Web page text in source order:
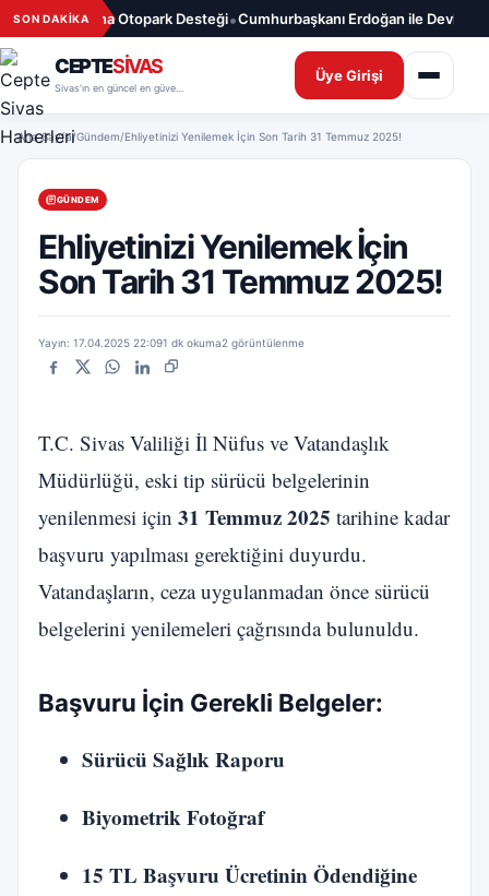
İçeriğe geç
SON DAKİKA
Mensuplarına Otopark Desteği•Cumhurbaşkanı Erdoğan ile Devlet
CEPTESİVAS Üye Girişi
Ana Sayfa/Gündem/Ehliyetinizi Yenilemek İçin Son Tarih 31 Temmuz 2025!
GÜNDEM
Ehliyetinizi Yenilemek İçin
Son Tarih 31 Temmuz 2025!
Yayın: 17.04.2025 22:091 dk okuma2 görüntülenme
Facebook
X WhatsApp
LinkedInBağlantıyı kopyala
T.C. Sivas Valiliği İl Nüfus ve Vatandaşlık
Müdürlüğü, eski tip sürücü belgelerinin
yenilenmesi için 31 Temmuz 2025 tarihine kadar
başvuru yapılması gerektiğini duyurdu.
Vatandaşların, ceza uygulanmadan önce sürücü
belgelerini yenilemeleri çağrısında bulunuldu.
Başvuru İçin Gerekli Belgeler:
Sürücü Sağlık Raporu
Biyometrik Fotoğraf
15 TL Başvuru Ücretinin Ödendiğine